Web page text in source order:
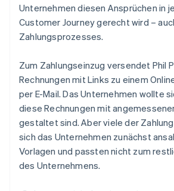
Unternehmen diesen Ansprüchen in
Customer Journey gerecht wird –
Zahlungsprozesses.
Zum Zahlungseinzug versendet Phil
Rechnungen mit Links zu einem
per E-Mail. Das Unternehmen wollte
diese Rechnungen mit
gestaltet sind. Aber viele der
sich das Unternehmen zunächst
Vorlagen und passten nicht zum
des Unternehmens.